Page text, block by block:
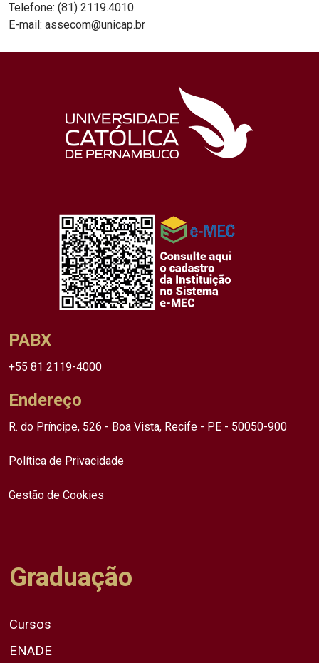
Telefone: (81) 2119.4010.
E-mail: assecom@unicap.br
PABX
+55 81 2119-4000
Endereço
R. do Príncipe, 526 - Boa Vista, Recife - PE - 50050-900
Política de Privacidade
Gestão de Cookies
Graduação
Cursos
ENADE